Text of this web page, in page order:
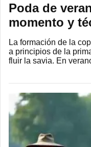
Poda de
momento y
La formación de la
a principios de la
fluir la savia. En